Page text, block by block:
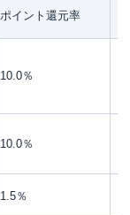
ポイント還元率
10.0％
10.0％
1.5％